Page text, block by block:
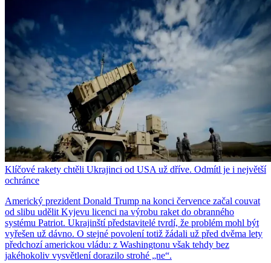
Klíčové rakety chtěli Ukrajinci od USA už dříve. Odmítl je i největší
ochránce
Americký prezident Donald Trump na konci července začal couvat
od slibu udělit Kyjevu licenci na výrobu raket do obranného
systému Patriot. Ukrajinští představitelé tvrdí, že problém mohl být
vyřešen už dávno. O stejné povolení totiž žádali už před dvěma lety
předchozí americkou vládu: z Washingtonu však tehdy bez
jakéhokoliv vysvětlení dorazilo strohé „ne“.